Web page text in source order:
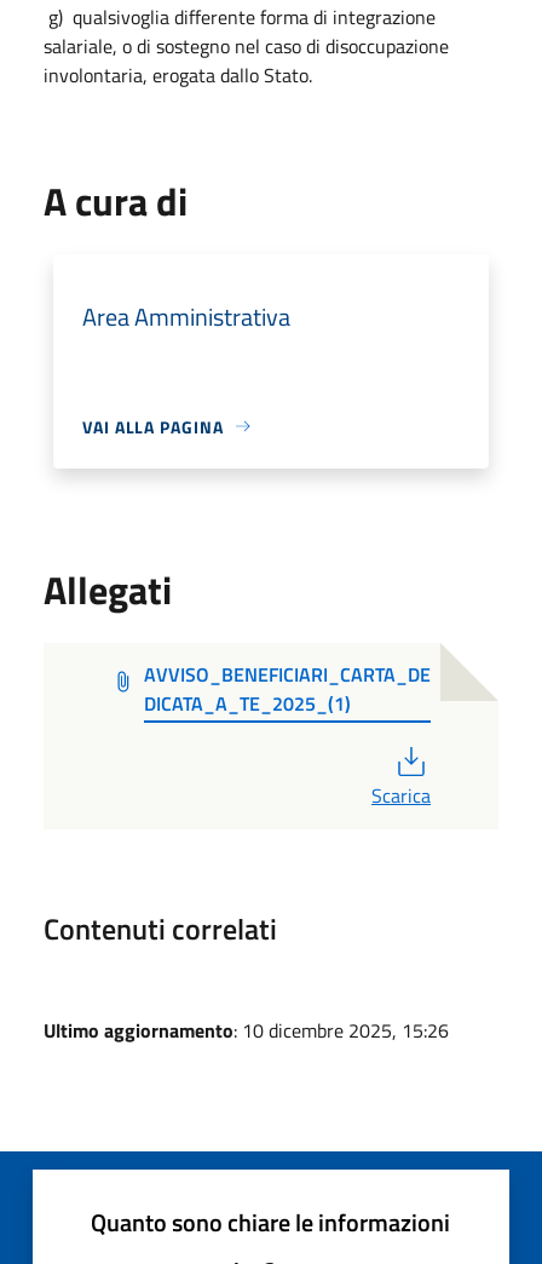
g) qualsivoglia differente forma di integrazione
salariale, o di sostegno nel caso di disoccupazione
involontaria, erogata dallo Stato.
A cura di
Area Amministrativa
VAI ALLA PAGINA
Allegati
AVVISO_BENEFICIARI_CARTA_DE
DICATA_A_TE_2025_(1)
Scarica
Contenuti correlati
Ultimo aggiornamento: 10 dicembre 2025, 15:26
Quanto sono chiare le informazioni